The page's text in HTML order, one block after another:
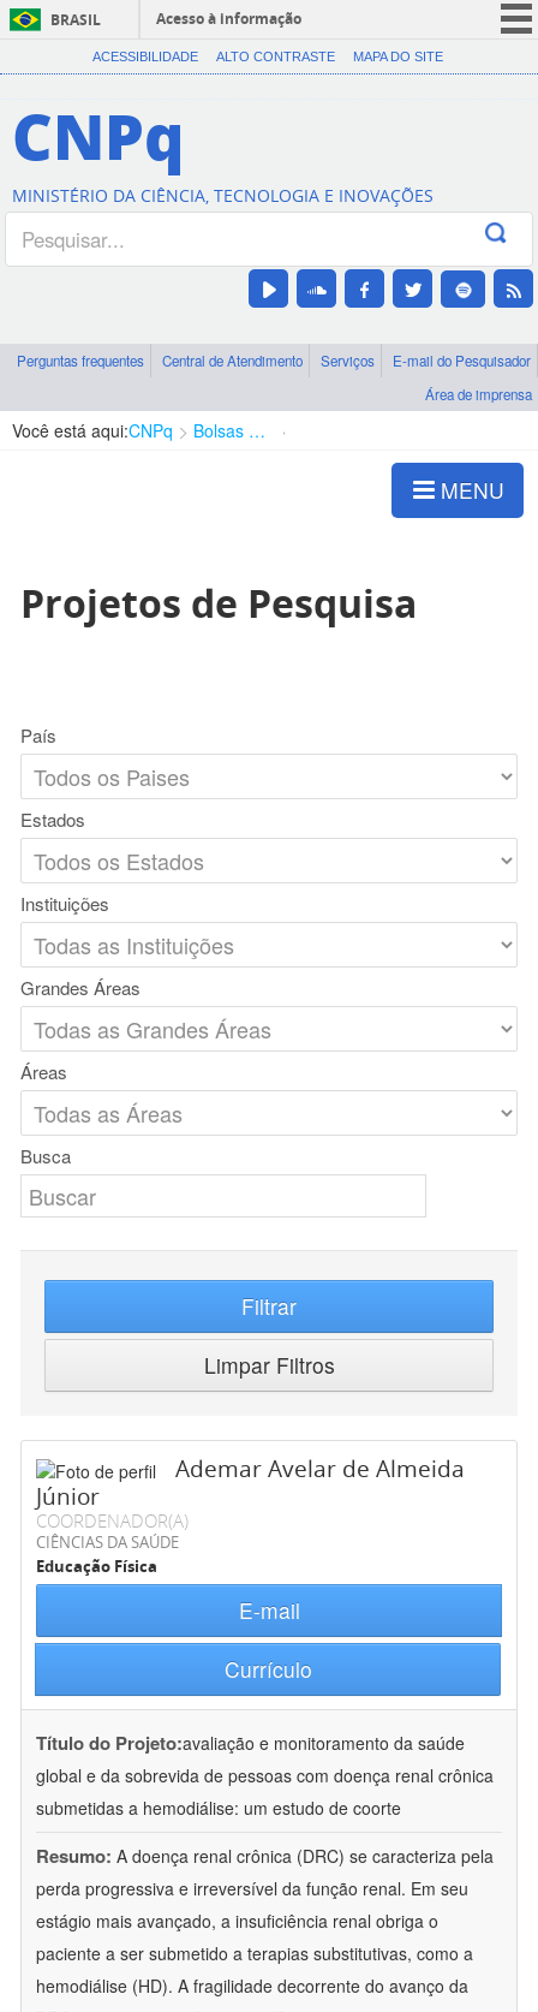
BRASIL
Acesso à informação
CORONAVÍRUS (COVID-19)
Canais
ACESSIBILIDADE ALTO CONTRASTE MAPA DO SITE
CNPq
MINISTÉRIO DA CIÊNCIA, TECNOLOGIA E INOVAÇÕES
Perguntas frequentes Central de Atendimento Serviços
E-mail do Pesquisador
Área de imprensa
Você está aqui:CNPq Bolsas e Auxílios Vigentes
MENU
Projetos de Pesquisa
País
Estados
Instituições
Grandes Áreas
Áreas
Busca
Filtrar
Limpar Filtros
Ademar Avelar de Almeida
Júnior
COORDENADOR(A)
CIÊNCIAS DA SAÚDE
Educação Física
E-mail
Currículo
Título do Projeto:avaliação e monitoramento da saúde
global e da sobrevida de pessoas com doença renal crônica
submetidas a hemodiálise: um estudo de coorte
Resumo: A doença renal crônica (DRC) se caracteriza pela
perda progressiva e irreversível da função renal. Em seu
estágio mais avançado, a insuficiência renal obriga o
paciente a ser submetido a terapias substitutivas, como a
hemodiálise (HD). A fragilidade decorrente do avanço da